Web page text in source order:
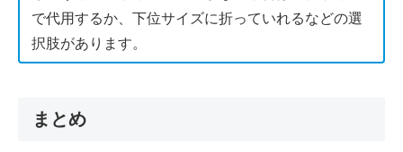
で代用するか、下位サイズに折っていれるなどの選
択肢があります。
まとめ